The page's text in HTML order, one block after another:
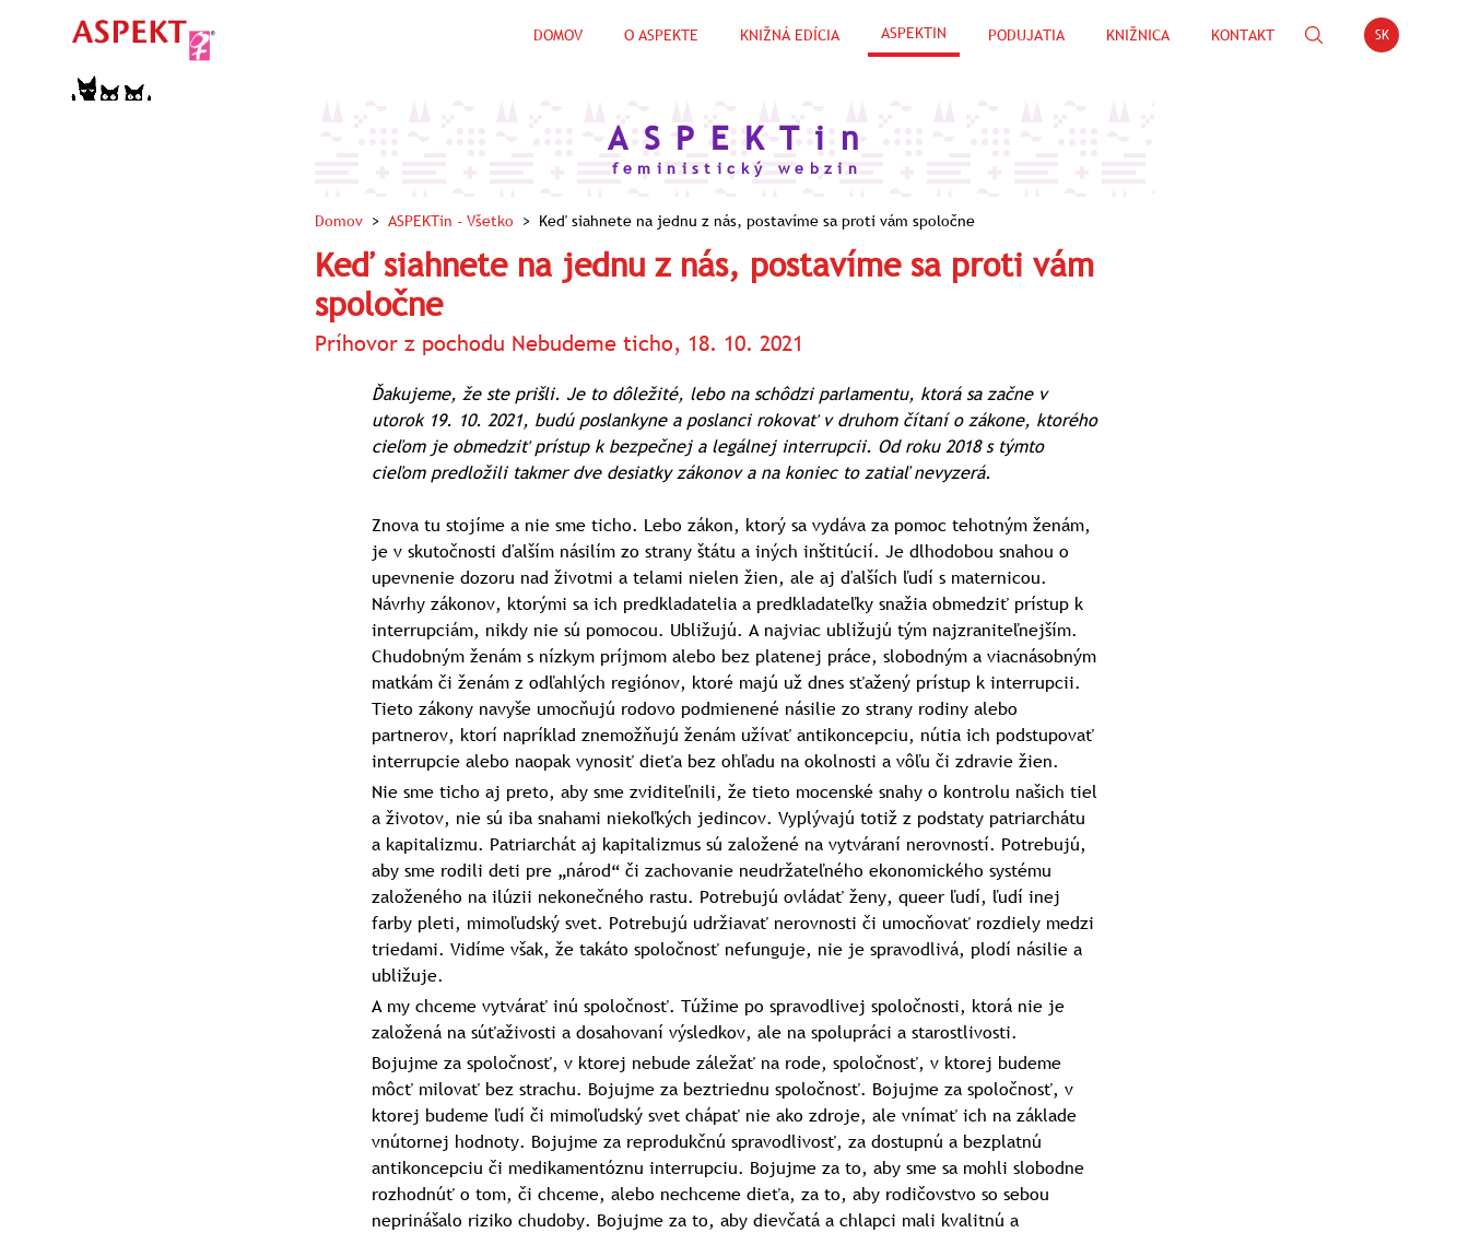
DOMOV O ASPEKTE KNIŽNÁ EDÍCIA ASPEKTIN PODUJATIA KNIŽNICA KONTAKT Open
SK
A S P E K T i n
f e m i n i s t i c k ý w e b z i n
Domov > ASPEKTin - Všetko > Keď siahnete na jednu z nás, postavíme sa proti vám spoločne
Keď siahnete na jednu z nás, postavíme sa proti vám
spoločne
Príhovor z pochodu Nebudeme ticho, 18. 10. 2021
Ďakujeme, že ste prišli. Je to dôležité, lebo na schôdzi parlamentu, ktorá sa začne v
utorok 19. 10. 2021, budú poslankyne a poslanci rokovať v druhom čítaní o zákone, ktorého
cieľom je obmedziť prístup k bezpečnej a legálnej interrupcii. Od roku 2018 s týmto
cieľom predložili takmer dve desiatky zákonov a na koniec to zatiaľ nevyzerá.
Znova tu stojíme a nie sme ticho. Lebo zákon, ktorý‎‎ sa vydáva za pomoc tehotným ženám,
je v skutočnosti ďalším násilím zo strany štátu a iných inštitúcií. Je dlhodobou snahou o
upevnenie dozoru nad životmi a telami nielen žien, ale aj ďalších ľudí s maternicou.
Návrhy zákonov, ktorými sa ich predkladatelia a predkladateľky snažia obmedziť prístup k
interrupciám, nikdy nie sú pomocou. Ubližujú. A najviac ubližujú tým najzraniteľnejším.
Chudobným ženám s nízkym príjmom alebo bez platenej práce, slobodným a viacnásobným
matkám či ženám z odľahlých regiónov, ktoré majú už dnes sťažený prístup k interrupcii.
Tieto zákony navyše umocňujú rodovo podmienené násilie zo strany rodiny alebo
partnerov, ktorí napríklad znemožňujú ženám užívať antikoncepciu, nútia ich podstupovať
interrupcie alebo naopak vynosiť dieťa bez ohľadu na okolnosti a vôľu či zdravie žien.
Nie sme ticho aj preto, aby sme zviditeľnili, že tieto mocenské snahy o kontrolu našich tiel
a životov, nie sú iba snahami niekoľkých jedincov. Vyplývajú totiž z podstaty patriarchátu
a kapitalizmu. Patriarchát aj kapitalizmus sú založené na vytváraní nerovností. Potrebujú,
aby sme rodili deti pre „národ“ či zachovanie neudržateľného ekonomického systému
založeného na ilúzii nekonečného rastu. Potrebujú ovládať ženy, queer ľudí, ľudí inej
farby pleti, mimoľudský svet. Potrebujú udržiavať nerovnosti či umocňovať rozdiely medzi
triedami. Vidíme však, že takáto spoločnosť nefunguje, nie je spravodlivá, plodí násilie a
ubližuje.
A my chceme vytvárať inú spoločnosť. Túžime po spravodlivej spoločnosti, ktorá nie je
založená na súťaživosti a dosahovaní výsledkov, ale na spolupráci a starostlivosti.
Bojujme za spoločnosť, v ktorej nebude záležať na rode, spoločnosť, v ktorej budeme
môcť milovať bez strachu. Bojujme za beztriednu spoločnosť. Bojujme za spoločnosť, v
ktorej budeme ľudí či mimoľudský svet chápať nie ako zdroje, ale vnímať ich na základe
vnútornej hodnoty. Bojujme za reprodukčnú spravodlivosť, za dostupnú a bezplatnú
antikoncepciu či medikamentóznu interrupciu. Bojujme za to, aby sme sa mohli slobodne
rozhodnúť o tom, či chceme, alebo nechceme dieťa, za to, aby rodičovstvo so sebou
neprinášalo riziko chudoby. Bojujme za to, aby dievčatá a chlapci mali kvalitnú a